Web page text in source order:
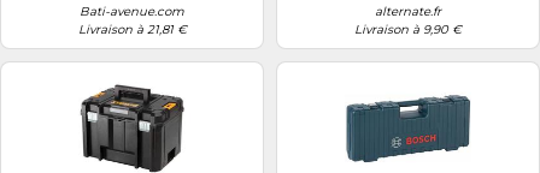
Bati-avenue.com
Livraison à 21,81 €
alternate.fr
Livraison à 9,90 €